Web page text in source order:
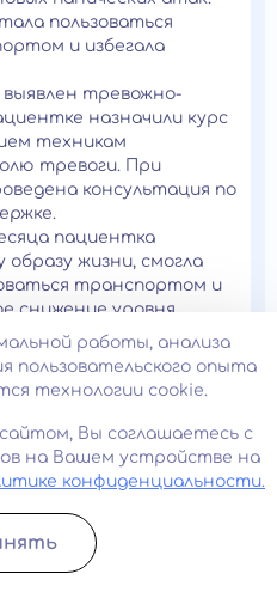
пользоваться
и избегала
выявлен тревожно-
назначили курс
техникам
тревоги. При
консультация по
пациентка
образу жизни, смогла
транспортом и
снижение уровня
стресс,
на постоянную
снижение
Симптомы
течение нескольких
работы, анализа
пользовательского опыта
технологии cookie.
сайтом, Вы соглашаетесь с
на Вашем устройстве на
конфиденциальности.